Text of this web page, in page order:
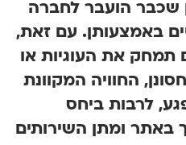
הועבר לחברה
באמצעותן. עם זאת,
את העוגיות או
החוויה המקוונת
לרבות ביחס
ומתן השירותים